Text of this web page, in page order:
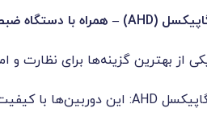
از بهترین گزینه‌ها برای